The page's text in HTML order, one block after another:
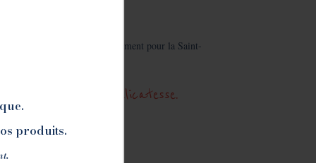
produits.
riche :
et rencontres.
chocolatées conçues spécialement pour la Saint-
délicatesse.
saveurs et de délicatesse.